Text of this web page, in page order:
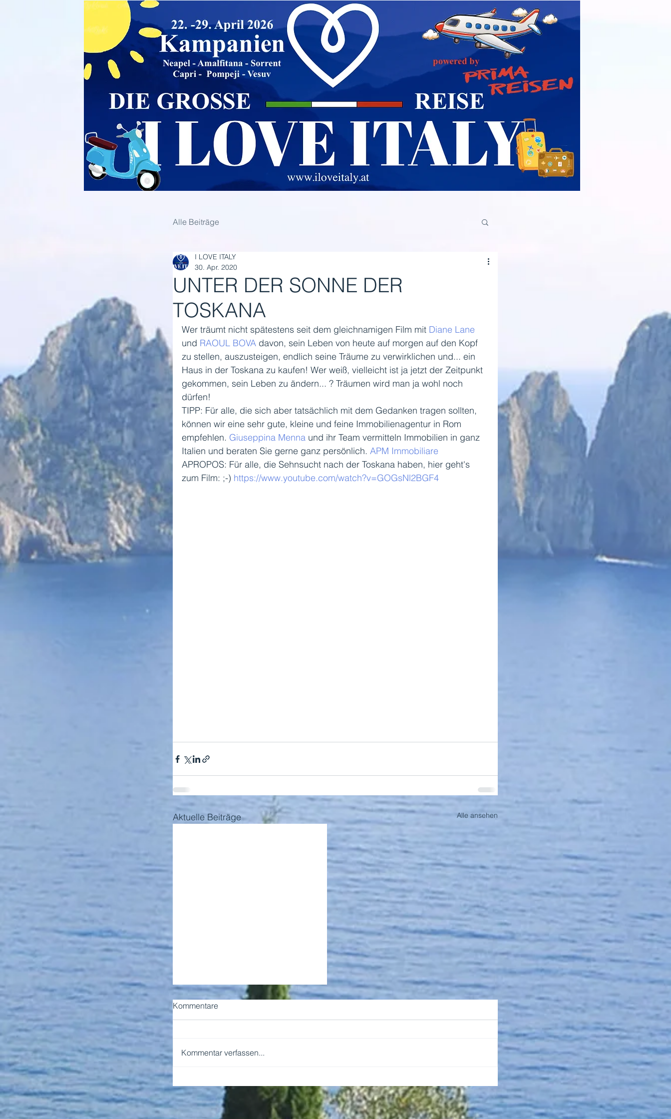
Alle Beiträge
UNTER DER SONNE DER
TOSKANA
I LOVE ITALY
30. Apr. 2020
Wer träumt nicht spätestens seit dem gleichnamigen Film mit Diane Lane
und RAOUL BOVA davon, sein Leben von heute auf morgen auf den Kopf
zu stellen, auszusteigen, endlich seine Träume zu verwirklichen und... ein
Haus in der Toskana zu kaufen! Wer weiß, vielleicht ist ja jetzt der Zeitpunkt
gekommen, sein Leben zu ändern... ? Träumen wird man ja wohl noch
dürfen!
TIPP: Für alle, die sich aber tatsächlich mit dem Gedanken tragen sollten,
können wir eine sehr gute, kleine und feine Immobilienagentur in Rom
empfehlen. Giuseppina Menna und ihr Team vermitteln Immobilien in ganz
Italien und beraten Sie gerne ganz persönlich. APM Immobiliare
APROPOS: Für alle, die Sehnsucht nach der Toskana haben, hier geht's
zum Film: ;-) https://www.youtube.com/watch?v=GOGsNl2BGF4
Aktuelle Beiträge Alle ansehen
Kommentare
Kommentar verfassen...